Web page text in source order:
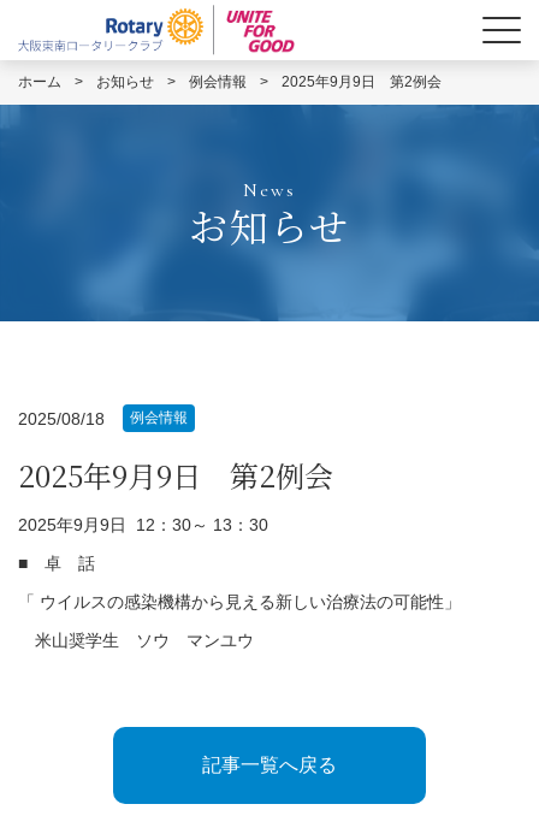
ホーム > お知らせ > 例会情報 > 2025年9月9日 第2例会
News
お知らせ
2025/08/18 例会情報
2025年9月9日 第2例会
2025年9月9日 12：30～ 13：30
■ 卓 話
「 ウイルスの感染機構から見える新しい治療法の可能性」
米山奨学生 ソウ マンユウ
記事一覧へ戻る